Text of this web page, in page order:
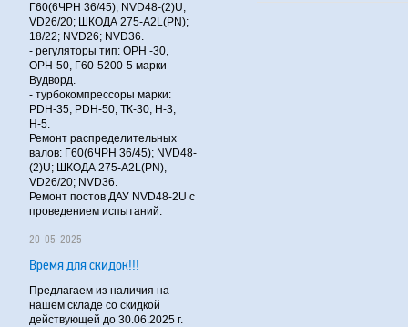
Г60(6ЧРН 36/45); NVD48-(2)U;
VD26/20; ШКОДА 275-A2L(PN);
18/22; NVD26; NVD36.
- регуляторы тип: ОРН -30,
ОРН-50, Г60-5200-5 марки
Вудворд.
- турбокомпрессоры марки:
PDH-35, PDH-50; ТК-30; Н-3;
Н-5.
Ремонт распределительных
валов: Г60(6ЧРН 36/45); NVD48-
(2)U; ШКОДА 275-A2L(PN),
VD26/20; NVD36.
Ремонт постов ДАУ NVD48-2U с
проведением испытаний.
20-05-2025
Время для скидок!!!
Предлагаем из наличия на
нашем складе со скидкой
действующей до 30.06.2025 г.